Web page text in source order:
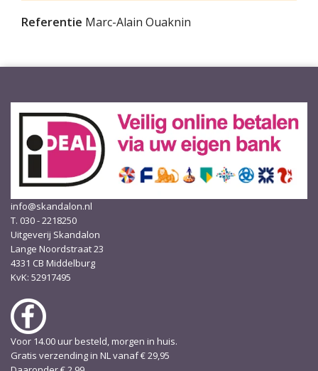
Referentie Marc-Alain Ouaknin
info@skandalon.nl
T. 030 - 2218250
Uitgeverij Skandalon
Lange Noordstraat 23
4331 CB Middelburg
KvK: 52917495
Voor 14.00 uur besteld, morgen in huis.
Gratis verzending in NL vanaf € 29,95